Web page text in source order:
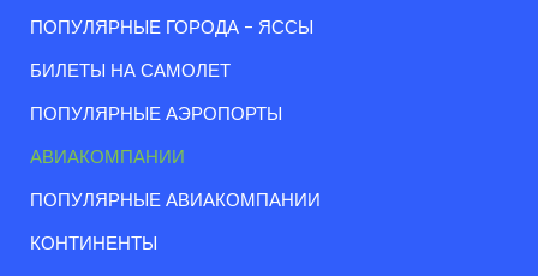
ПОПУЛЯРНЫЕ ГОРОДА - ЯССЫ
БИЛЕТЫ НА САМОЛЕТ
ПОПУЛЯРНЫЕ АЭРОПОРТЫ
АВИАКОМПАНИИ
ПОПУЛЯРНЫЕ АВИАКОМПАНИИ
КОНТИНЕНТЫ